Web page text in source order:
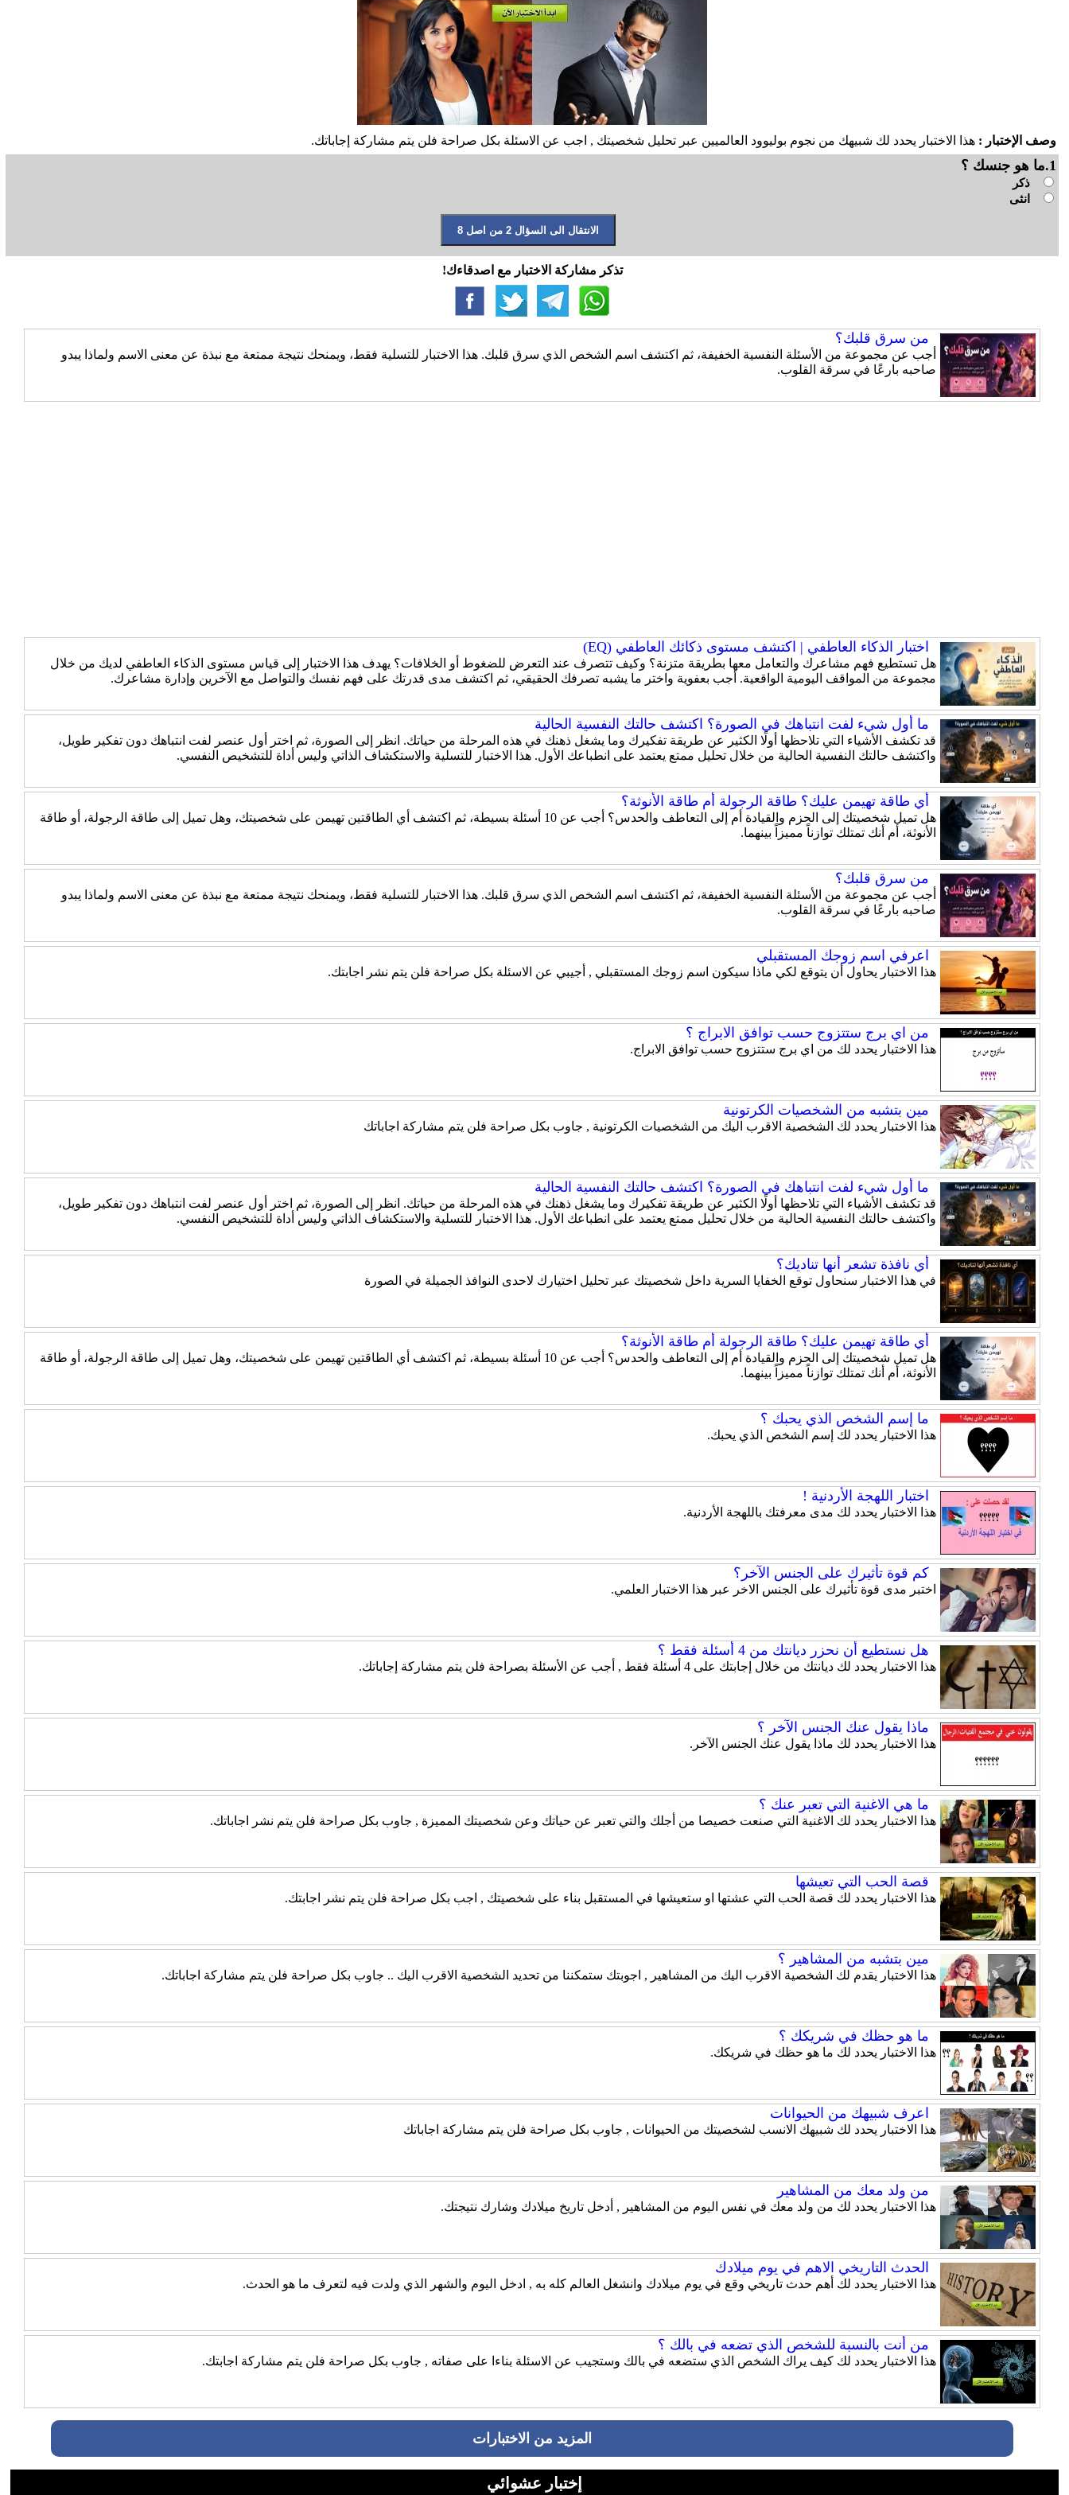
وصف الإختبار :هذا الاختبار يحدد لك شبيهك من نجوم بوليوود العالميين عبر تحليل شخصيتك , اجب عن الاسئلة بكل صراحة فلن يتم مشاركة إجاباتك.
1.ما هو جنسك ؟
ذكر
انثى
تذكر مشاركة الاختبار مع اصدقاءك!
من سرق قلبك؟
أجب عن مجموعة من الأسئلة النفسية الخفيفة، ثم اكتشف اسم الشخص الذي سرق قلبك. هذا الاختبار للتسلية فقط، ويمنحك نتيجة ممتعة مع نبذة عن معنى الاسم ولماذا يبدو
صاحبه بارعًا في سرقة القلوب.
اختبار الذكاء العاطفي | اكتشف مستوى ذكائك العاطفي (EQ)
هل تستطيع فهم مشاعرك والتعامل معها بطريقة متزنة؟ وكيف تتصرف عند التعرض للضغوط أو الخلافات؟ يهدف هذا الاختبار إلى قياس مستوى الذكاء العاطفي لديك من خلال
مجموعة من المواقف اليومية الواقعية. أجب بعفوية واختر ما يشبه تصرفك الحقيقي، ثم اكتشف مدى قدرتك على فهم نفسك والتواصل مع الآخرين وإدارة مشاعرك.
ما أول شيء لفت انتباهك في الصورة؟ اكتشف حالتك النفسية الحالية
قد تكشف الأشياء التي تلاحظها أولًا الكثير عن طريقة تفكيرك وما يشغل ذهنك في هذه المرحلة من حياتك. انظر إلى الصورة، ثم اختر أول عنصر لفت انتباهك دون تفكير طويل،
واكتشف حالتك النفسية الحالية من خلال تحليل ممتع يعتمد على انطباعك الأول. هذا الاختبار للتسلية والاستكشاف الذاتي وليس أداة للتشخيص النفسي.
أي طاقة تهيمن عليك؟ طاقة الرجولة أم طاقة الأنوثة؟
هل تميل شخصيتك إلى الحزم والقيادة أم إلى التعاطف والحدس؟ أجب عن 10 أسئلة بسيطة، ثم اكتشف أي الطاقتين تهيمن على شخصيتك، وهل تميل إلى طاقة الرجولة، أو طاقة
الأنوثة، أم أنك تمتلك توازناً مميزاً بينهما.
من سرق قلبك؟
أجب عن مجموعة من الأسئلة النفسية الخفيفة، ثم اكتشف اسم الشخص الذي سرق قلبك. هذا الاختبار للتسلية فقط، ويمنحك نتيجة ممتعة مع نبذة عن معنى الاسم ولماذا يبدو
صاحبه بارعًا في سرقة القلوب.
اعرفي اسم زوجك المستقبلي
هذا الاختبار يحاول أن يتوقع لكي ماذا سيكون اسم زوجك المستقبلي , أجيبي عن الاسئلة بكل صراحة فلن يتم نشر اجابتك.
من اي برج ستتزوج حسب توافق الابراج ؟
هذا الاختبار يحدد لك من اي برج ستتزوج حسب توافق الابراج.
مين بتشبه من الشخصيات الكرتونية
هذا الاختبار يحدد لك الشخصية الاقرب اليك من الشخصيات الكرتونية , جاوب بكل صراحة فلن يتم مشاركة اجاباتك
ما أول شيء لفت انتباهك في الصورة؟ اكتشف حالتك النفسية الحالية
قد تكشف الأشياء التي تلاحظها أولًا الكثير عن طريقة تفكيرك وما يشغل ذهنك في هذه المرحلة من حياتك. انظر إلى الصورة، ثم اختر أول عنصر لفت انتباهك دون تفكير طويل،
واكتشف حالتك النفسية الحالية من خلال تحليل ممتع يعتمد على انطباعك الأول. هذا الاختبار للتسلية والاستكشاف الذاتي وليس أداة للتشخيص النفسي.
أي نافذة تشعر أنها تناديك؟
في هذا الاختبار سنحاول توقع الخفايا السرية داخل شخصيتك عبر تحليل اختيارك لاحدى النوافذ الجميلة في الصورة
أي طاقة تهيمن عليك؟ طاقة الرجولة أم طاقة الأنوثة؟
هل تميل شخصيتك إلى الحزم والقيادة أم إلى التعاطف والحدس؟ أجب عن 10 أسئلة بسيطة، ثم اكتشف أي الطاقتين تهيمن على شخصيتك، وهل تميل إلى طاقة الرجولة، أو طاقة
الأنوثة، أم أنك تمتلك توازناً مميزاً بينهما.
ما إسم الشخص الذي يحبك ؟
هذا الاختبار يحدد لك إسم الشخص الذي يحبك.
اختبار اللهجة الأردنية !
هذا الاختبار يحدد لك مدى معرفتك باللهجة الأردنية.
كم قوة تأثيرك على الجنس الآخر؟
اختبر مدى قوة تأثيرك على الجنس الاخر عبر هذا الاختبار العلمي.
هل نستطيع أن نحزر ديانتك من 4 أسئلة فقط ؟
هذا الاختبار يحدد لك ديانتك من خلال إجابتك على 4 أسئلة فقط , أجب عن الأسئلة بصراحة فلن يتم مشاركة إجاباتك.
ماذا يقول عنك الجنس الآخر ؟
هذا الاختبار يحدد لك ماذا يقول عنك الجنس الآخر.
ما هي الاغنية التي تعبر عنك ؟
هذا الاختبار يحدد لك الاغنية التي صنعت خصيصا من أجلك والتي تعبر عن حياتك وعن شخصيتك المميزة , جاوب بكل صراحة فلن يتم نشر اجاباتك.
قصة الحب التي تعيشها
هذا الاختبار يحدد لك قصة الحب التي عشتها او ستعيشها في المستقبل بناء على شخصيتك , اجب بكل صراحة فلن يتم نشر اجابتك.
مين بتشبه من المشاهير ؟
هذا الاختبار يقدم لك الشخصية الاقرب اليك من المشاهير , اجوبتك ستمكننا من تحديد الشخصية الاقرب اليك .. جاوب بكل صراحة فلن يتم مشاركة اجاباتك.
ما هو حظك في شريكك ؟
هذا الاختبار يحدد لك ما هو حظك في شريكك.
اعرف شبيهك من الحيوانات
هذا الاختبار يحدد لك شبيهك الانسب لشخصيتك من الحيوانات , جاوب بكل صراحة فلن يتم مشاركة اجاباتك
من ولد معك من المشاهير
هذا الاختبار يحدد لك من ولد معك في نفس اليوم من المشاهير , أدخل تاريخ ميلادك وشارك نتيجتك.
الحدث التاريخي الاهم في يوم ميلادك
هذا الاختبار يحدد لك أهم حدث تاريخي وقع في يوم ميلادك وانشغل العالم كله به , ادخل اليوم والشهر الذي ولدت فيه لتعرف ما هو الحدث.
من أنت بالنسبة للشخص الذي تضعه في بالك ؟
هذا الاختبار يحدد لك كيف يراك الشخص الذي ستضعه في بالك وستجيب عن الاسئلة بناءا على صفاته , جاوب بكل صراحة فلن يتم مشاركة اجابتك.
المزيد من الاختبارات
إختبار عشوائي